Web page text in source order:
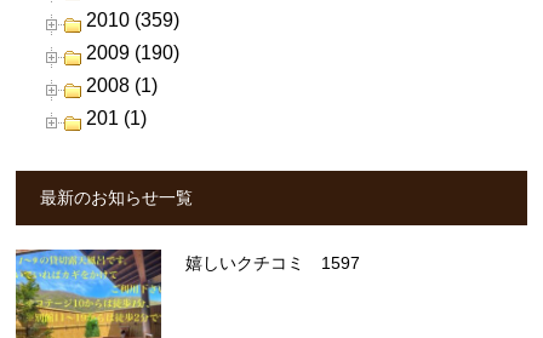
2010 (359)
2009 (190)
2008 (1)
201 (1)
最新のお知らせ一覧
嬉しいクチコミ 1597